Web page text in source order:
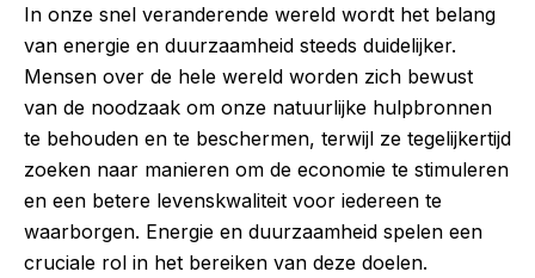
In onze snel veranderende wereld wordt het belang
van energie en duurzaamheid steeds duidelijker.
Mensen over de hele wereld worden zich bewust
van de noodzaak om onze natuurlijke hulpbronnen
te behouden en te beschermen, terwijl ze tegelijkertijd
zoeken naar manieren om de economie te stimuleren
en een betere levenskwaliteit voor iedereen te
waarborgen. Energie en duurzaamheid spelen een
cruciale rol in het bereiken van deze doelen.